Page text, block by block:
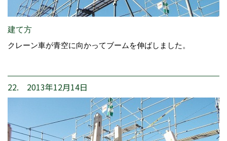
建て方
クレーン車が青空に向かってブームを伸ばしました。
22. 2013年12月14日